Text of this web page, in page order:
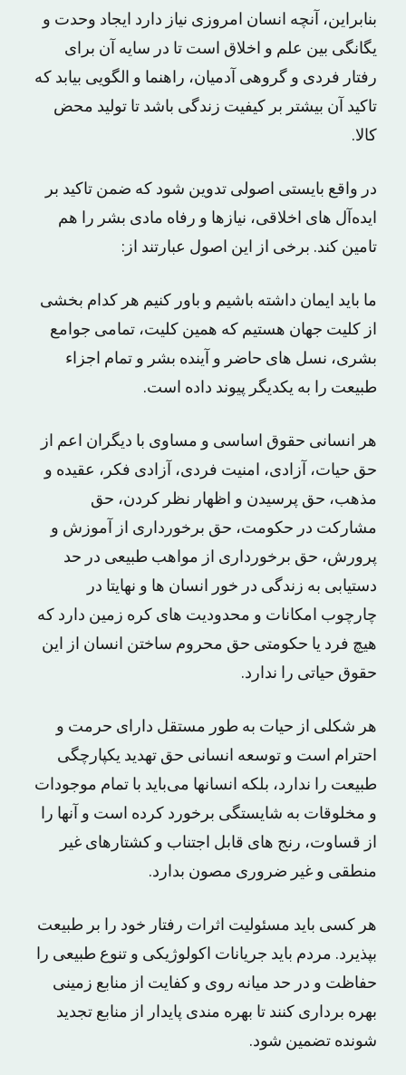
بنابراین، آنچه‌ انسان‌ امروزی‌ نیاز دارد ایجاد وحدت‌ و
یگانگی‌ بین‌ علم‌ و اخلاق‌ است‌ تا در سایه‌ آن‌ برای‌
رفتار فردی‌ و گروهی‌ آدمیان‌، راهنما و الگویی‌ بیابد که‌
تاکید آن‌ بیشتر بر کیفیت‌ زندگی‌ باشد تا تولید محض‌
کالا.
در واقع‌ بایستی‌ اصولی‌ تدوین‌ شود که‌ ضمن‌ تاکید بر
ایده‌آل های‌ اخلاقی‌، نیازها و رفاه‌ مادی‌ بشر را هم‌
تامین‌ کند. برخی‌ از این‌ اصول‌ عبارتند از:
ما باید ایمان‌ داشته‌ باشیم‌ و باور کنیم‌ هر کدام‌ بخشی‌
از کلیت‌ جهان‌ هستیم‌ که‌ همین‌ کلیت‌، تمامی‌ جوامع‌
بشری‌، نسل های‌ حاضر و آینده‌ بشر و تمام‌ اجزاء
طبیعت‌ را به‌ یکدیگر پیوند داده‌ است‌.
هر انسانی‌ حقوق‌ اساسی‌ و مساوی‌ با دیگران‌ اعم‌ از
حق‌ حیات‌، آزادی‌، امنیت‌ فردی‌، آزادی‌ فکر، عقیده‌ و
مذهب‌، حق‌ پرسیدن‌ و اظهار نظر کردن‌، حق‌
مشارکت‌ در حکومت‌، حق‌ برخورداری‌ از آموزش‌ و
پرورش‌، حق‌ برخورداری‌ از مواهب‌ طبیعی‌ در حد
دستیابی‌ به‌ زندگی‌ در خور انسان ها و نهایتا در
چارچوب‌ امکانات‌ و محدودیت های‌ کره‌ زمین‌ دارد که‌
هیچ‌ فرد یا حکومتی‌ حق‌ محروم‌ ساختن‌ انسان‌ از این‌
حقوق‌ حیاتی‌ را ندارد.
هر شکلی‌ از حیات‌ به‌ طور مستقل‌ دارای‌ حرمت‌ و
احترام‌ است‌ و توسعه‌ انسانی‌ حق‌ تهدید یکپارچگی‌
طبیعت‌ را ندارد، بلکه‌ انسانها می‌باید با تمام‌ موجودات‌
و مخلوقات‌ به‌ شایستگی‌ برخورد کرده‌ است و آنها را
از قساوت‌، رنج های‌ قابل‌ اجتناب‌ و کشتارهای‌ غیر
منطقی‌ و غیر ضروری‌ مصون‌ بدارد.
هر کسی‌ باید مسئولیت‌ اثرات‌ رفتار خود را بر طبیعت‌
بپذیرد. مردم‌ باید جریانات‌ اکولوژیکی‌ و تنوع‌ طبیعی‌ را
حفاظت‌ و در حد میانه روی‌ و کفایت‌ از منابع‌ زمینی‌
بهره برداری‌ کنند تا بهره مندی‌ پایدار از منابع‌ تجدید
شونده‌ تضمین‌ شود.